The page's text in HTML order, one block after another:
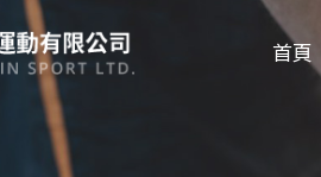
首頁